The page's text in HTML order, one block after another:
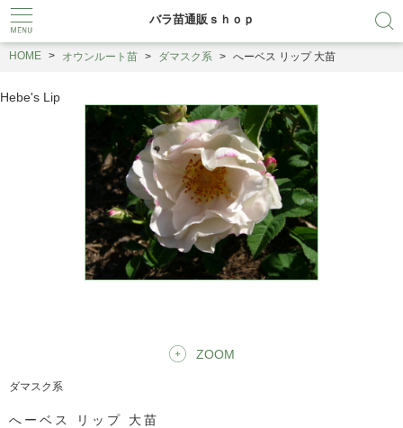
バラ苗通販ｓｈｏｐ
HOME オウンルート苗 ダマスク系 へーベス リップ 大苗
Hebe's Lip
ZOOM
ダマスク系
へーベス リップ 大苗